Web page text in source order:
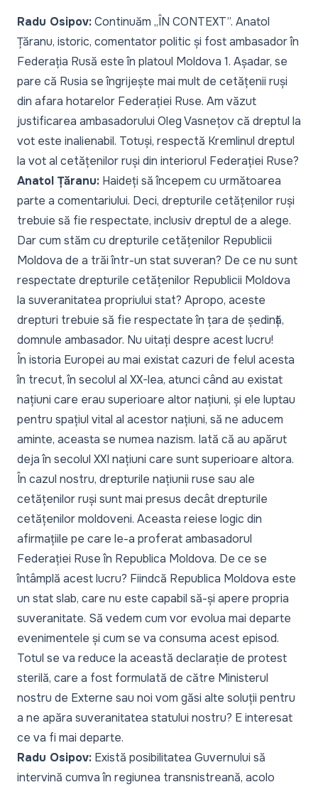
Radu Osipov:Continuăm „ÎN CONTEXT”. Anatol
Țăranu, istoric, comentator politic și fost ambasador în
Federația Rusă este în platoul Moldova 1. Așadar, se
pare că Rusia se îngrijește mai mult de cetățenii ruși
din afara hotarelor Federației Ruse. Am văzut
justificarea ambasadorului Oleg Vasnețov că dreptul la
vot este inalienabil. Totuși, respectă Kremlinul dreptul
la vot al cetățenilor ruși din interiorul Federației Ruse?
Anatol Țăranu: Haideți să începem cu următoarea
parte a comentariului. Deci, drepturile cetățenilor ruși
trebuie să fie respectate, inclusiv dreptul de a alege.
Dar cum stăm cu drepturile cetățenilor Republicii
Moldova de a trăi într-un stat suveran? De ce nu sunt
respectate drepturile cetățenilor Republicii Moldova
la suveranitatea propriului stat? Apropo, aceste
drepturi trebuie să fie respectate în țara de ședință,
domnule ambasador. Nu uitați despre acest lucru!
În istoria Europei au mai existat cazuri de felul acesta
în trecut, în secolul al XX-lea, atunci când au existat
națiuni care erau superioare altor națiuni, și ele luptau
pentru spațiul vital al acestor națiuni, să ne aducem
aminte, aceasta se numea nazism. Iată că au apărut
deja în secolul XXI națiuni care sunt superioare altora.
În cazul nostru, drepturile națiunii ruse sau ale
cetățenilor ruși sunt mai presus decât drepturile
cetățenilor moldoveni. Aceasta reiese logic din
afirmațiile pe care le-a proferat ambasadorul
Federației Ruse în Republica Moldova. De ce se
întâmplă acest lucru? Fiindcă Republica Moldova este
un stat slab, care nu este capabil să-și apere propria
suveranitate. Să vedem cum vor evolua mai departe
evenimentele și cum se va consuma acest episod.
Totul se va reduce la această declarație de protest
sterilă, care a fost formulată de către Ministerul
nostru de Externe sau noi vom găsi alte soluții pentru
a ne apăra suveranitatea statului nostru? E interesat
ce va fi mai departe.
Radu Osipov: Există posibilitatea Guvernului să
intervină cumva în regiunea transnistreană, acolo